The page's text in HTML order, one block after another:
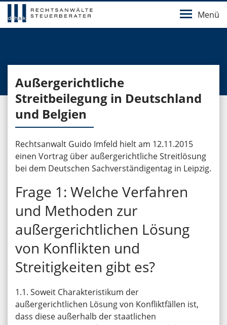
Menü
Außergerichtliche
Streitbeilegung in Deutschland
und Belgien
Rechtsanwalt Guido Imfeld hielt am 12.11.2015
einen Vortrag über außergerichtliche Streitlösung
bei dem Deutschen Sachverständigentag in Leipzig.
Frage 1: Welche Verfahren
und Methoden zur
außergerichtlichen Lösung
von Konflikten und
Streitigkeiten gibt es?
1.1. Soweit Charakteristikum der
außergerichtlichen Lösung von Konfliktfällen ist,
dass diese außerhalb der staatlichen